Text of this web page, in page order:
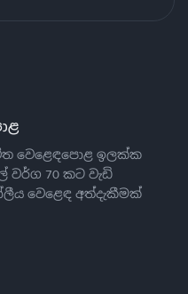
වෙළෙඳපොළ ඉලක්ක
වර්ග 70 කට වැඩි
වෙළෙඳ අත්දැකීමක්